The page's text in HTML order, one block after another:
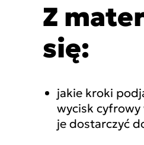
Z
się:
jakie kroki
wycisk
je dostarczyć